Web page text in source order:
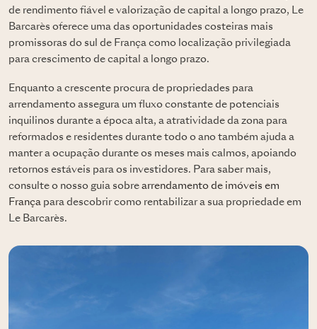
de rendimento fiável e valorização de capital a longo prazo, Le
Barcarès oferece uma das oportunidades costeiras mais
promissoras do sul de França como localização privilegiada
para crescimento de capital a longo prazo.
Enquanto a crescente procura de propriedades para
arrendamento assegura um fluxo constante de potenciais
inquilinos durante a época alta, a atratividade da zona para
reformados e residentes durante todo o ano também ajuda a
manter a ocupação durante os meses mais calmos, apoiando
retornos estáveis para os investidores. Para saber mais,
consulte o nosso guia sobre arrendamento de imóveis em
França para descobrir como rentabilizar a sua propriedade em
Le Barcarès.